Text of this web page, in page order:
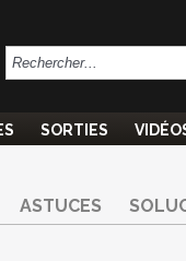
SORTIES
ASTUCES